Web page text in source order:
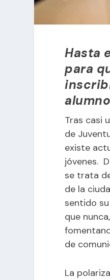
Hasta
para
Tras casi
de
existe
jóvenes.
se trata
de la
sentido
que
de
La